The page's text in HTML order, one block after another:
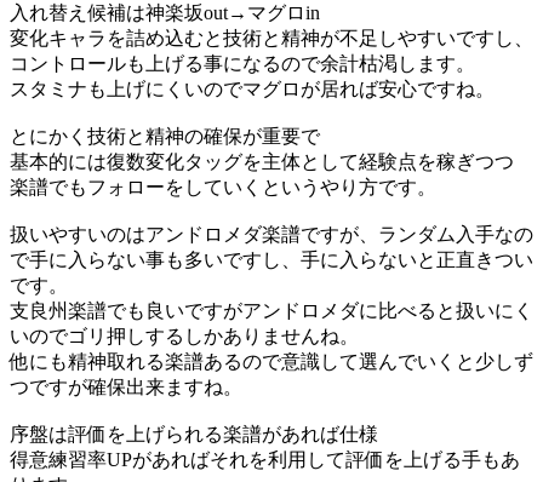
入れ替え候補は神楽坂out→マグロin
変化キャラを詰め込むと技術と精神が不足しやすいですし、
コントロールも上げる事になるので余計枯渇します。
スタミナも上げにくいのでマグロが居れば安心ですね。
とにかく技術と精神の確保が重要で
基本的には復数変化タッグを主体として経験点を稼ぎつつ
楽譜でもフォローをしていくというやり方です。
扱いやすいのはアンドロメダ楽譜ですが、ランダム入手なの
で手に入らない事も多いですし、手に入らないと正直きつい
です。
支良州楽譜でも良いですがアンドロメダに比べると扱いにく
いのでゴリ押しするしかありませんね。
他にも精神取れる楽譜あるので意識して選んでいくと少しず
つですが確保出来ますね。
序盤は評価を上げられる楽譜があれば仕様
得意練習率UPがあればそれを利用して評価を上げる手もあ